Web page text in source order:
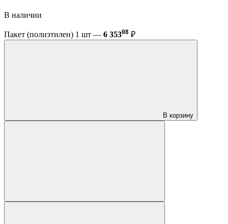
В наличии
Пакет (полиэтилен) 1 шт — 6 35308 ₽
В корзину